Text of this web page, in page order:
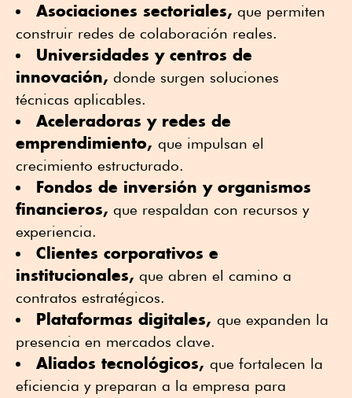
Asociaciones sectoriales, que permiten
construir redes de colaboración reales.
Universidades y centros de
innovación, donde surgen soluciones
técnicas aplicables.
Aceleradoras y redes de
emprendimiento, que impulsan el
crecimiento estructurado.
Fondos de inversión y organismos
financieros, que respaldan con recursos y
experiencia.
Clientes corporativos e
institucionales, que abren el camino a
contratos estratégicos.
Plataformas digitales, que expanden la
presencia en mercados clave.
Aliados tecnológicos, que fortalecen la
eficiencia y preparan a la empresa para